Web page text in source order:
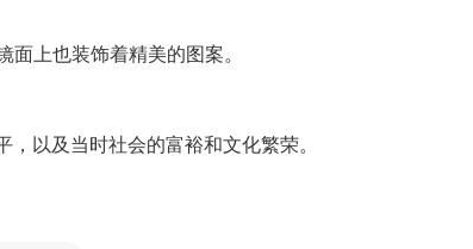
上也装饰着精美的图案。
以及当时社会的富裕和文化繁荣。